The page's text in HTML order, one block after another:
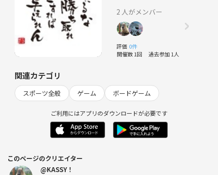
2 人がメンバー
評価 0件
開催数 1回 過去参加 1人
関連カテゴリ
スポーツ全般 ゲーム ボードゲーム
ご利用にはアプリのダウンロードが必要です
このページのクリエイター
@KASSY！